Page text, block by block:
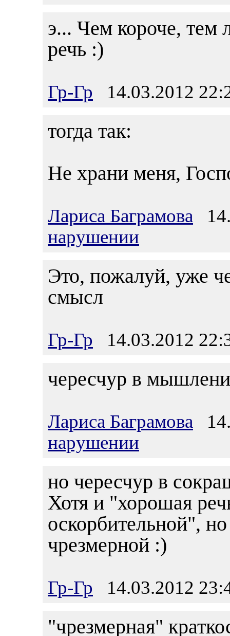
э... Чем короче, тем
речь :)
Гр-Гр 14.03.2012
тогда так:
Не храни меня,
Лариса Баграмова
нарушении
Это, пожалуй, уже
смысл
Гр-Гр 14.03.2012
чересчур в
Лариса Баграмова
нарушении
но чересчур в
Хотя и "хорошая
оскорбительной", но
чрезмерной :)
Гр-Гр 14.03.2012
"чрезмерная"